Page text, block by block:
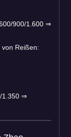
900/1.600 ⇒
von Reißen:
1.350 ⇒